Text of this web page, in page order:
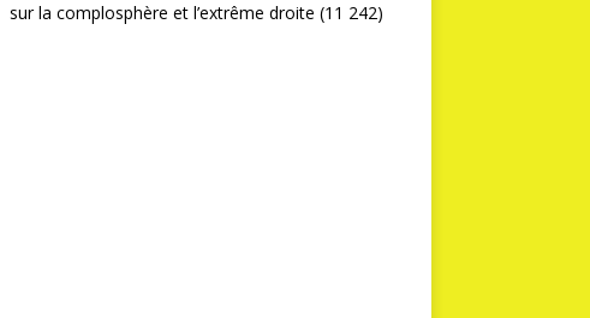
sur la complosphère et l’extrême droite (11 242)